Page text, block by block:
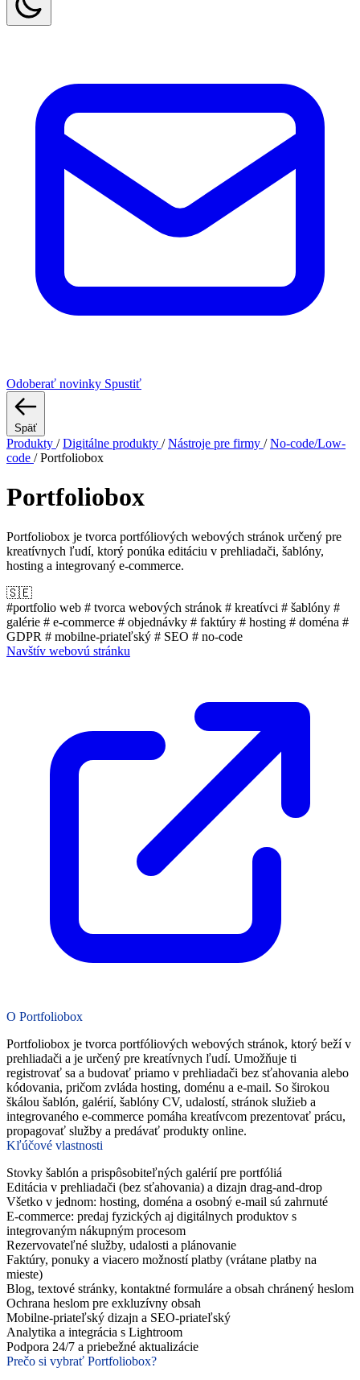
Odoberať novinky Spustiť
Späť
Produkty / Digitálne produkty / Nástroje pre firmy / No-code/Low-
code / Portfoliobox
Portfoliobox
Portfoliobox je tvorca portfóliových webových stránok určený pre
kreatívnych ľudí, ktorý ponúka editáciu v prehliadači, šablóny,
hosting a integrovaný e-commerce.
🇸🇪
#portfolio web # tvorca webových stránok # kreatívci # šablóny #
galérie # e-commerce # objednávky # faktúry # hosting # doména #
GDPR # mobilne-priateľský # SEO # no-code
Navštív webovú stránku
O Portfoliobox
Portfoliobox je tvorca portfóliových webových stránok, ktorý beží v
prehliadači a je určený pre kreatívnych ľudí. Umožňuje ti
registrovať sa a budovať priamo v prehliadači bez sťahovania alebo
kódovania, pričom zvláda hosting, doménu a e-mail. So širokou
škálou šablón, galérií, šablóny CV, udalostí, stránok služieb a
integrovaného e-commerce pomáha kreatívcom prezentovať prácu,
propagovať služby a predávať produkty online.
Kľúčové vlastnosti
Stovky šablón a prispôsobiteľných galérií pre portfóliá
Editácia v prehliadači (bez sťahovania) a dizajn drag-and-drop
Všetko v jednom: hosting, doména a osobný e-mail sú zahrnuté
E-commerce: predaj fyzických aj digitálnych produktov s
integrovaným nákupným procesom
Rezervovateľné služby, udalosti a plánovanie
Faktúry, ponuky a viacero možností platby (vrátane platby na
mieste)
Blog, textové stránky, kontaktné formuláre a obsah chránený heslom
Ochrana heslom pre exkluzívny obsah
Mobilne-priateľský dizajn a SEO-priateľský
Analytika a integrácia s Lightroom
Podpora 24/7 a priebežné aktualizácie
Prečo si vybrať Portfoliobox?